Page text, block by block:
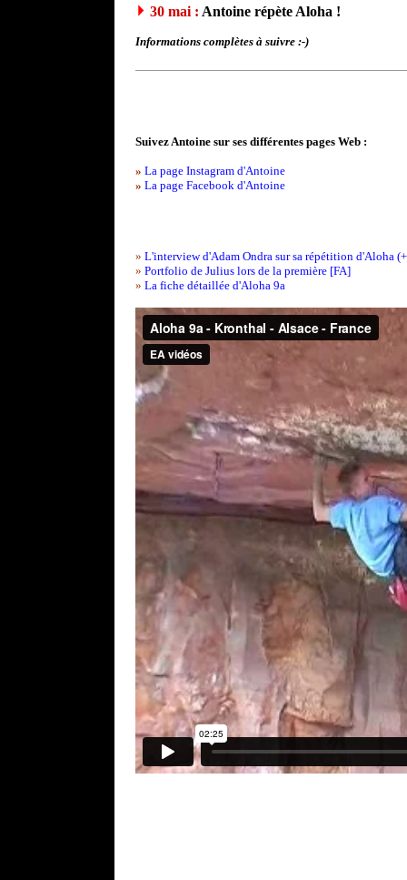
30 mai : Antoine répète Aloha !
Informations complètes à suivre :-)
Suivez Antoine sur ses différentes pages Web :
» La page Instagram d'Antoine
» La page Facebook d'Antoine
» L'interview d'Adam Ondra sur sa répétition d'Aloha
» Portfolio de Julius lors de la première [FA]
» La fiche détaillée d'Aloha 9a